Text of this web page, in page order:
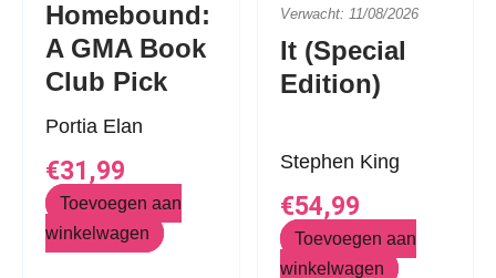
Homebound:
A GMA Book
Club Pick
Portia Elan
€31,99
Toevoegen aan
winkelwagen
Verwacht: 11/08/2026
It (Special
Edition)
Stephen King
€54,99
Toevoegen aan
winkelwagen